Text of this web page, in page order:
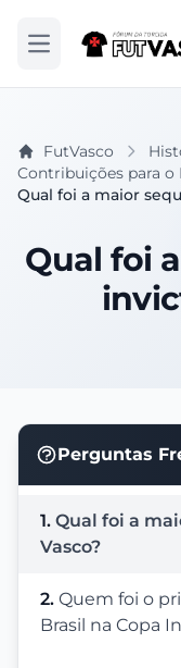
Abrir menu
FutVasco
Contribuições para o
Qual foi a maior
Qual foi
Perguntas
1. Qual foi a
Vasco?
2. Quem foi o
Brasil na Copa